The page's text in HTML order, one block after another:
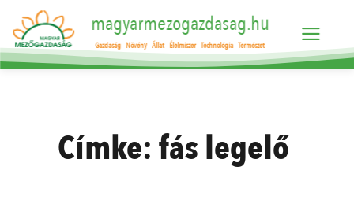
magyarmezogazdasag.hu
Gazdaság Növény Állat Élelmiszer Technológia Természet
Címke:fás legelő